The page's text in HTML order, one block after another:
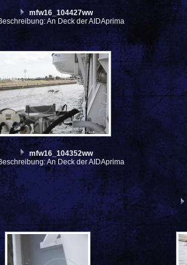
mfw16_104427ww
An Deck der AIDAprima
mfw16_104352ww
An Deck der AIDAprima